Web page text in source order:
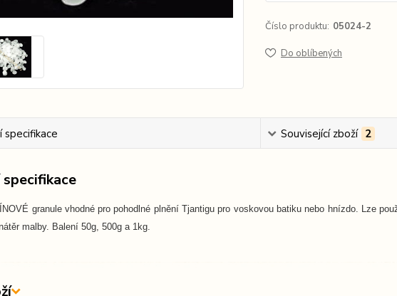
Číslo produktu: 05024-2
Do oblíbených
Související zboží 2
granule vhodné pro pohodlné plnění Tjantigu pro voskovou batiku nebo hnízdo. Lze
malby. Balení 50g, 500g a 1kg.